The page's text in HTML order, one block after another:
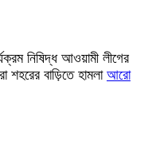
নিষিদ্ধ আওয়ামী লীগের
শহরের বাড়িতে হামলা আরো